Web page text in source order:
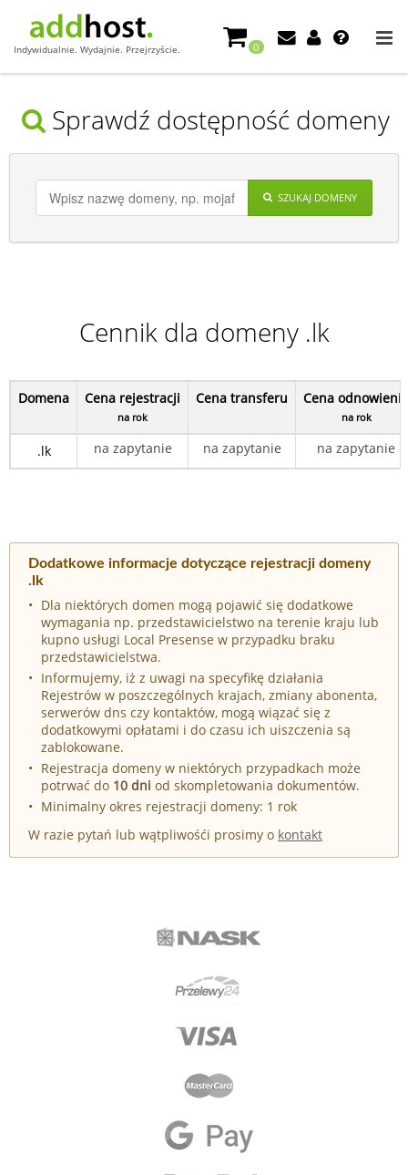
Indywidualnie. Wydajnie. Przejrzyście. 0
Sprawdź dostępność domeny
SZUKAJ DOMENY
Cennik dla domeny .lk
Domena Cena rejestracji
na rok
Cena transferu Cena odnowienia
na rok
.lk na zapytanie na zapytanie na zapytanie
Dodatkowe informacje dotyczące rejestracji domeny
.lk
Dla niektórych domen mogą pojawić się dodatkowe
wymagania np. przedstawicielstwo na terenie kraju lub
kupno usługi Local Presense w przypadku braku
przedstawicielstwa.
Informujemy, iż z uwagi na specyfikę działania
Rejestrów w poszczególnych krajach, zmiany abonenta,
serwerów dns czy kontaktów, mogą wiązać się z
dodatkowymi opłatami i do czasu ich uiszczenia są
zablokowane.
Rejestracja domeny w niektórych przypadkach może
potrwać do 10 dni od skompletowania dokumentów.
Minimalny okres rejestracji domeny: 1 rok
W razie pytań lub wątpliwośći prosimy o kontakt